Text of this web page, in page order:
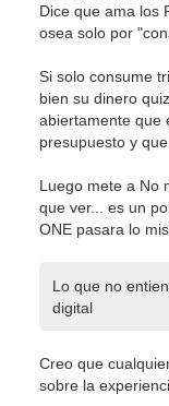
Dice que ama los
osea solo por
Si solo consume
bien su dinero
abiertamente que
presupuesto y
Luego mete a No
que ver... es un
ONE pasara lo
Lo que no
digital
Creo que
sobre la